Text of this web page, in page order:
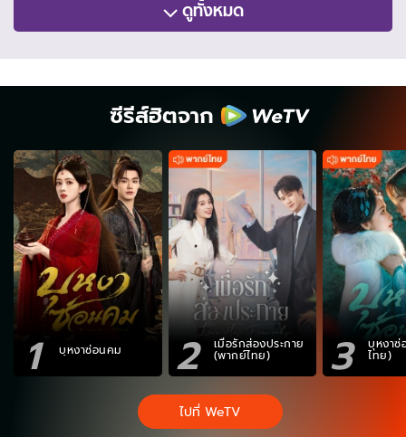
ดูทั้งหมด
ซีรีส์ฮิตจาก
1 บุหงาซ่อนคม 2 เมื่อรักส่องประกาย
(พากย์ไทย) 3 บุหงา
ไทย)
ไปที่ WeTV